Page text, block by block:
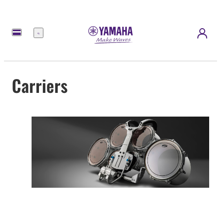
Menu
Carriers